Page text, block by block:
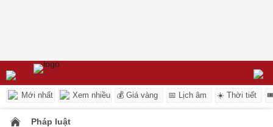
Mới nhất Xem nhiều 💰 Giá vàng 📅 Lịch âm ☀️ Thời tiết
Pháp luật